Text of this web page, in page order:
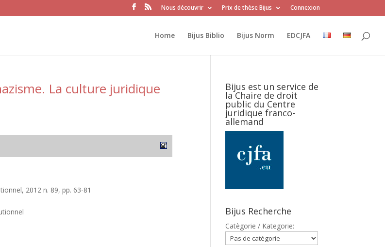
Nous découvrir Prix de thèse Bijus Connexion
Home Bijus Biblio Bijus Norm EDCJFA
La culture juridique
2012 n. 89, pp. 63-81
Bijus est un service de
la Chaire de droit
public du Centre
juridique franco-
allemand
Bijus Recherche
Catègorie / Kategorie: